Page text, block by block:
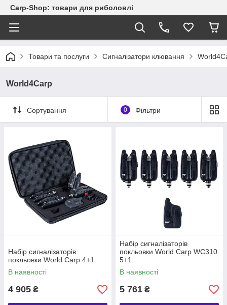
Carp-Shop: товари для риболовлі
Товари та послуги Сигналізатори клювання
World4Carp
Сортування 0 Фільтри
Набір сигналізаторів
покльовки World Carp 4+1
В наявності
4 905 ₴
Набір сигналізаторів
покльовки World Carp WC310
5+1
В наявності
5 761 ₴